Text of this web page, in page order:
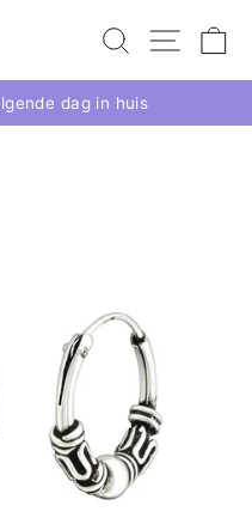
dag in huis